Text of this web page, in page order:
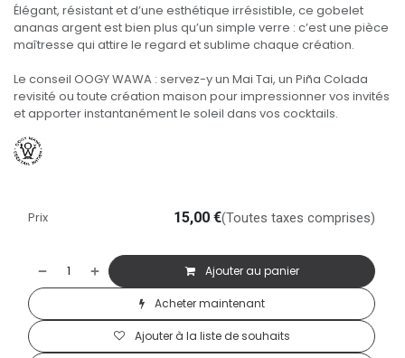
Élégant, résistant et d’une esthétique irrésistible, ce gobelet
ananas argent est bien plus qu’un simple verre : c’est une pièce
maîtresse qui attire le regard et sublime chaque création.
Le conseil OOGY WAWA : servez-y un Mai Tai, un Piña Colada
revisité ou toute création maison pour impressionner vos invités
et apporter instantanément le soleil dans vos cocktails.
Ajouter au panier
Acheter maintenant
Ajouter à la liste de souhaits
Prix 15,00 €(Toutes taxes comprises)